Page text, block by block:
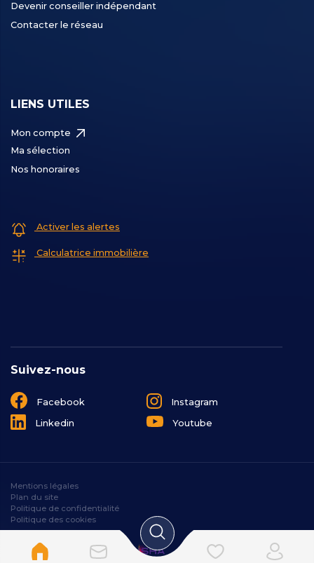
Devenir conseiller indépendant
Contacter le réseau
Suivez-nous
Facebook
Instagram
Linkedin
Youtube
LIENS UTILES
Mon compte
Ma sélection
Nos honoraires
Activer les alertes
Calculatrice immobilière
Mentions légales
Plan du site
Politique de confidentialité
Politique des cookies
Designé et développé par